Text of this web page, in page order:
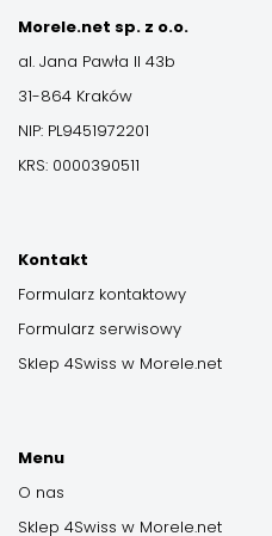
Morele.net sp. z o.o.
al. Jana Pawła II 43b
31-864 Kraków
NIP: PL9451972201
KRS: 0000390511
Kontakt
Formularz kontaktowy
Formularz serwisowy
Sklep 4Swiss w Morele.net
Menu
O nas
Sklep 4Swiss w Morele.net